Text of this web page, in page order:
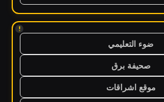
!
ضوء التعليمي
صحيفة برق
موقع اشراقات